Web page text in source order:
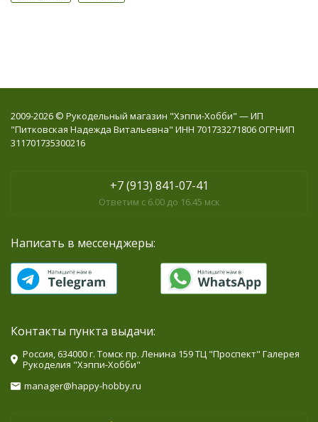
2009-2026 © Рукодельный магазин "Хэппи-Хобби" — ИП
"Питковская Надежда Витальевна" ИНН 701733271806 ОГРНИП
311701735300216
+7 (913) 841-07-41
Ответим с 6.00 до 16.45 мск
Написать в мессенджеры:
Контакты пункта выдачи:
Россия, 634000 г. Томск пр. Ленина 159 ТЦ "Проспект" Галерея
Рукоделия "Хэппи-Хобби"
manager@happy-hobby.ru